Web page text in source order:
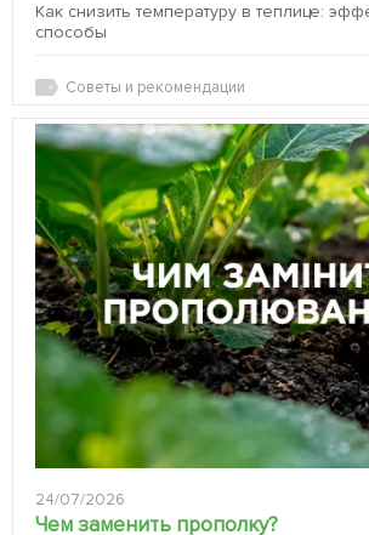
Как снизить температуру в теплице:
способы
Советы и рекомендации
24/07/2026
Чем заменить прополку?